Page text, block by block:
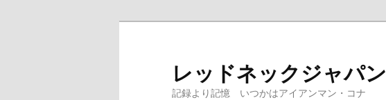
レッドネックジャパン
記録より記憶 いつかはアイアンマン・コナ